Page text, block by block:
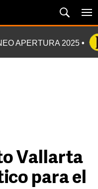
APERTURA 2025
Vallarta
para el